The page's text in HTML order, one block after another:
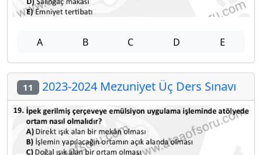
A B C D E
11 2023-2024 Mezuniyet Üç Ders Sınavı